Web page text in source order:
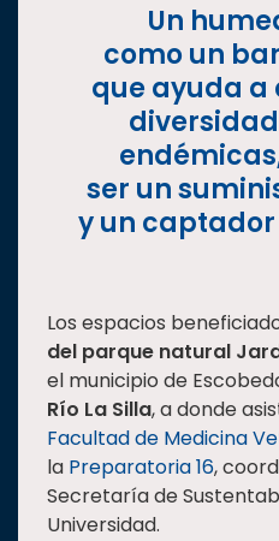
Un
como un
que ayuda a
ser un
y un
Los espacios
del parque natural
el municipio de
Río La Silla, a donde
Facultad de Medicina
la Preparatoria 16,
Secretaría de
Universidad.